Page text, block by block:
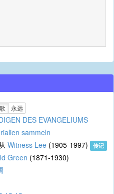
永远
DES EVANGELIUMS
sammeln
Witness Lee (1905-1997) 传记
Green (1871-1930)